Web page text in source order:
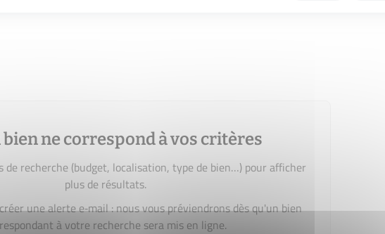
ne correspond à vos critères
de recherche (budget, localisation, type de bien…) pour afficher
plus de résultats.
une alerte e‑mail : nous vous préviendrons dès qu'un bien
à votre recherche sera mis en ligne.